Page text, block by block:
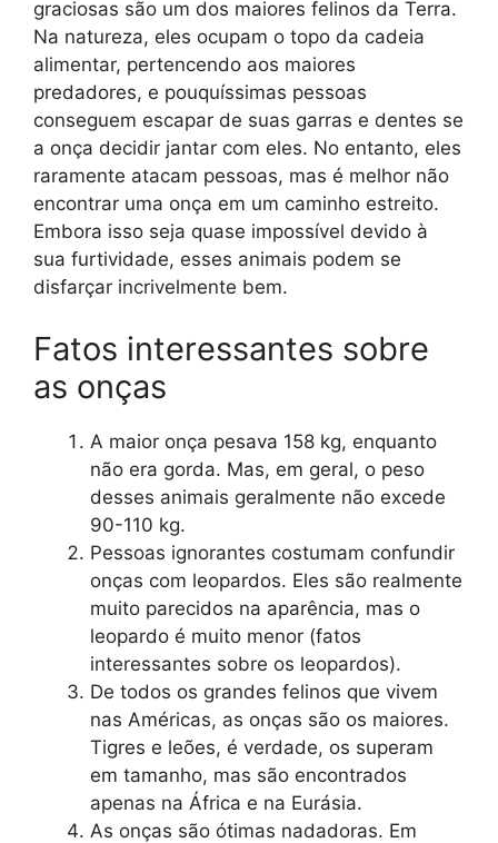
graciosas são um dos maiores felinos da Terra.
Na natureza, eles ocupam o topo da cadeia
alimentar, pertencendo aos maiores
predadores, e pouquíssimas pessoas
conseguem escapar de suas garras e dentes se
a onça decidir jantar com eles. No entanto, eles
raramente atacam pessoas, mas é melhor não
encontrar uma onça em um caminho estreito.
Embora isso seja quase impossível devido à
sua furtividade, esses animais podem se
disfarçar incrivelmente bem.
Fatos interessantes sobre
as onças
A maior onça pesava 158 kg, enquanto
não era gorda. Mas, em geral, o peso
desses animais geralmente não excede
90-110 kg.
Pessoas ignorantes costumam confundir
onças com leopardos. Eles são realmente
muito parecidos na aparência, mas o
leopardo é muito menor (fatos
interessantes sobre os leopardos).
De todos os grandes felinos que vivem
nas Américas, as onças são os maiores.
Tigres e leões, é verdade, os superam
em tamanho, mas são encontrados
apenas na África e na Eurásia.
As onças são ótimas nadadoras. Em